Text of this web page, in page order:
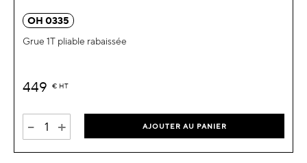
OH 0335
Grue 1T pliable rabaissée
449 € HT
- + AJOUTER AU PANIER